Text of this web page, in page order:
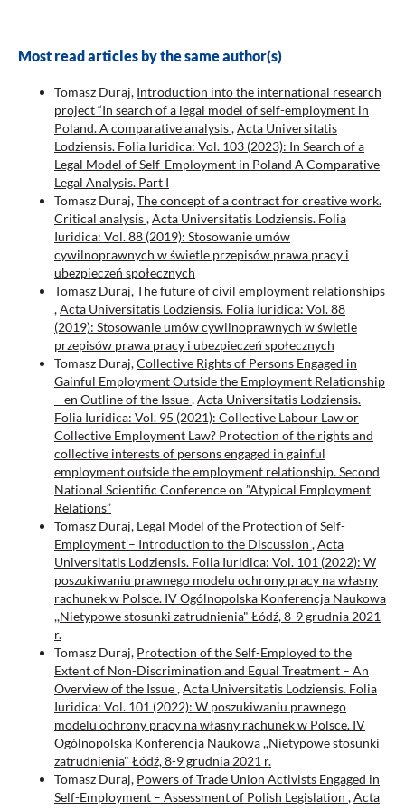
Most read articles by the same author(s)
Tomasz Duraj, Introduction into the international research
project “In search of a legal model of self-employment in
Poland. A comparative analysis,Acta Universitatis
Lodziensis. Folia Iuridica: Vol. 103 (2023): In Search of a
Legal Model of Self-Employment in Poland A Comparative
Legal Analysis. Part I
Tomasz Duraj,The concept of a contract for creative work.
Critical analysis,Acta Universitatis Lodziensis. Folia
Iuridica: Vol. 88 (2019): Stosowanie umów
cywilnoprawnych w świetle przepisów prawa pracy i
ubezpieczeń społecznych
Tomasz Duraj,The future of civil employment relationships
,Acta Universitatis Lodziensis. Folia Iuridica: Vol. 88
(2019): Stosowanie umów cywilnoprawnych w świetle
przepisów prawa pracy i ubezpieczeń społecznych
Tomasz Duraj,Collective Rights of Persons Engaged in
Gainful Employment Outside the Employment Relationship
– en Outline of the Issue,Acta Universitatis Lodziensis.
Folia Iuridica: Vol. 95 (2021): Collective Labour Law or
Collective Employment Law? Protection of the rights and
collective interests of persons engaged in gainful
employment outside the employment relationship. Second
National Scientific Conference on ”Atypical Employment
Relations”
Tomasz Duraj, Legal Model of the Protection of Self-
Employment – Introduction to the Discussion ,Acta
Universitatis Lodziensis. Folia Iuridica: Vol. 101 (2022): W
poszukiwaniu prawnego modelu ochrony pracy na własny
rachunek w Polsce. IV Ogólnopolska Konferencja Naukowa
,,Nietypowe stosunki zatrudnienia" Łódź, 8-9 grudnia 2021
r.
Tomasz Duraj, Protection of the Self-Employed to the
Extent of Non-Discrimination and Equal Treatment – An
Overview of the Issue,Acta Universitatis Lodziensis. Folia
Iuridica: Vol. 101 (2022): W poszukiwaniu prawnego
modelu ochrony pracy na własny rachunek w Polsce. IV
Ogólnopolska Konferencja Naukowa ,,Nietypowe stosunki
zatrudnienia" Łódź, 8-9 grudnia 2021 r.
Tomasz Duraj, Powers of Trade Union Activists Engaged in
Self-Employment – Assessment of Polish Legislation ,Acta